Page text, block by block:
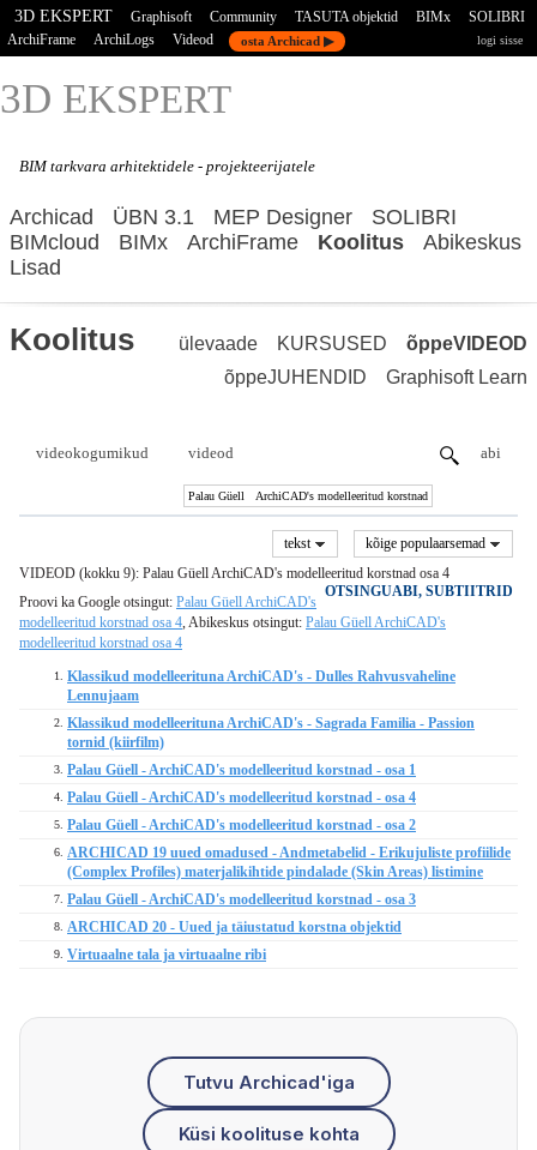
3D EKSPERT Graphisoft Community TASUTA objektid BIMx
SOLIBRI
ArchiFrame
ArchiLogs Videod osta Archicad ▶ logi sisse
3D EKSPERT
BIM tarkvara arhitektidele - projekteerijatele
Archicad ÜBN 3.1 MEP Designer
SOLIBRI
BIMcloud
BIMx ArchiFrame Koolitus
Abikeskus
Lisad
Koolitus ülevaade KURSUSED
õppeVIDEOD
õppeJUHENDID
Graphisoft Learn
videokogumikud videod abi
tekst
kõige populaarsemad
VIDEOD (kokku 9): Palau Güell ArchiCAD's modelleeritud korstnad osa 4
OTSINGUABI, SUBTIITRID
Proovi ka Google otsingut: Palau Güell ArchiCAD's
modelleeritud korstnad osa 4 , Abikeskus otsingut: Palau Güell ArchiCAD's
modelleeritud korstnad osa 4
1.
Klassikud modelleerituna ArchiCAD's - Dulles Rahvusvaheline
Lennujaam
2. Klassikud modelleerituna ArchiCAD's - Sagrada Familia - Passion
tornid (kiirfilm)
3. Palau Güell - ArchiCAD's modelleeritud korstnad - osa 1
4. Palau Güell - ArchiCAD's modelleeritud korstnad - osa 4
5. Palau Güell - ArchiCAD's modelleeritud korstnad - osa 2
6.
ARCHICAD 19 uued omadused - Andmetabelid - Erikujuliste profiilide
(Complex Profiles) materjalikihtide pindalade (Skin Areas) listimine
7. Palau Güell - ArchiCAD's modelleeritud korstnad - osa 3
8. ARCHICAD 20 - Uued ja täiustatud korstna objektid
9. Virtuaalne tala ja virtuaalne ribi
Tutvu Archicad'iga
Küsi koolituse kohta